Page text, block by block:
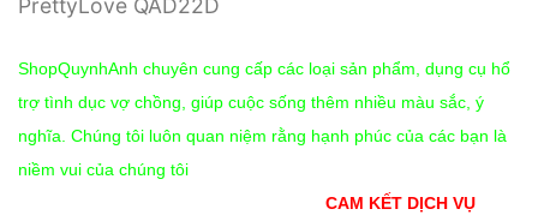
PrettyLove QAD22D
ShopQuynhAnh chuyên cung cấp các loại sản phẩm, dụng cụ hổ
trợ tình dục vợ chồng, giúp cuộc sống thêm nhiều màu sắc, ý
nghĩa. Chúng tôi luôn quan niệm rằng hạnh phúc của các bạn là
niềm vui của chúng tôi
CAM KẾT DỊCH VỤ